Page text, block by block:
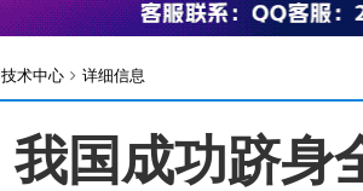
技术中心 详细信息
我国成功跻身